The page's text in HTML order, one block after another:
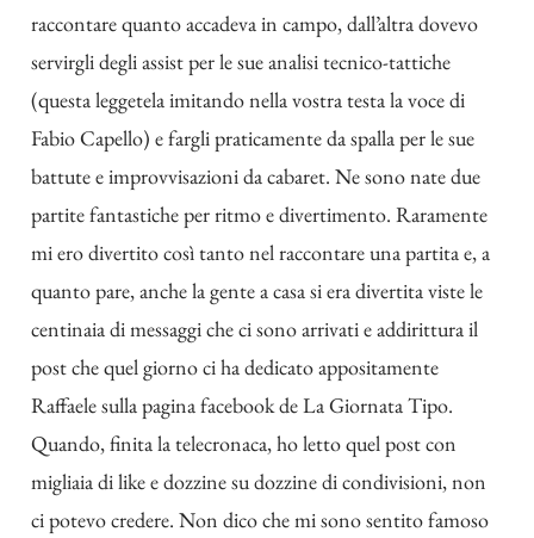
raccontare quanto accadeva in campo, dall’altra dovevo
servirgli degli assist per le sue analisi tecnico-tattiche
(questa leggetela imitando nella vostra testa la voce di
Fabio Capello) e fargli praticamente da spalla per le sue
battute e improvvisazioni da cabaret. Ne sono nate due
partite fantastiche per ritmo e divertimento. Raramente
mi ero divertito così tanto nel raccontare una partita e, a
quanto pare, anche la gente a casa si era divertita viste le
centinaia di messaggi che ci sono arrivati e addirittura il
post che quel giorno ci ha dedicato appositamente
Raffaele sulla pagina facebook de La Giornata Tipo.
Quando, finita la telecronaca, ho letto quel post con
migliaia di like e dozzine su dozzine di condivisioni, non
ci potevo credere. Non dico che mi sono sentito famoso